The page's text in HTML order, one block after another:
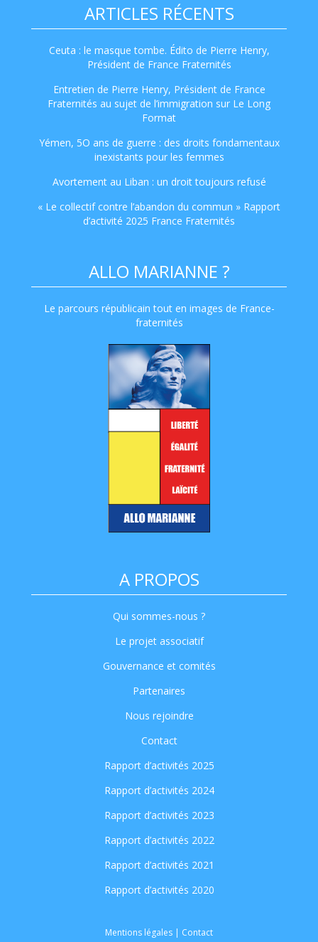
ARTICLES RÉCENTS
Ceuta : le masque tombe. Édito de Pierre Henry,
Président de France Fraternités
Entretien de Pierre Henry, Président de France
Fraternités au sujet de l’immigration sur Le Long
Format
Yémen, 5O ans de guerre : des droits fondamentaux
inexistants pour les femmes
Avortement au Liban : un droit toujours refusé
« Le collectif contre l’abandon du commun » Rapport
d’activité 2025 France Fraternités
ALLO MARIANNE ?
Le parcours républicain tout en images de France-
fraternités
A PROPOS
Qui sommes-nous ?
Le projet associatif
Gouvernance et comités
Partenaires
Nous rejoindre
Contact
Rapport d’activités 2025
Rapport d’activités 2024
Rapport d’activités 2023
Rapport d’activités 2022
Rapport d’activités 2021
Rapport d’activités 2020
Mentions légales Contact